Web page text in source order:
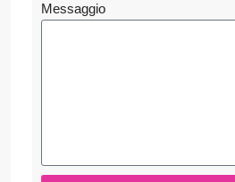
Messaggio